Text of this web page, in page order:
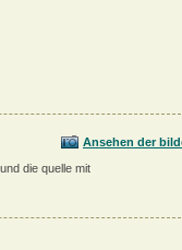
Ansehen der
die quelle mit